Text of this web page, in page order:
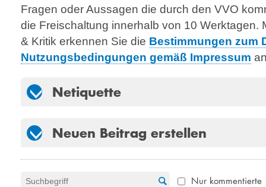
Fragen oder Aussagen die durch den VVO
die Freischaltung innerhalb von 10 Werktagen.
& Kritik erkennen Sie die Bestimmungen zum
Nutzungsbedingungen gemäß Impressum
Netiquette
Neuen Beitrag erstellen
Nur kommentierte